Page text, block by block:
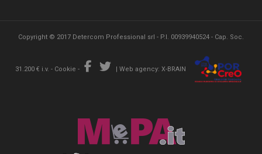
Copyright © 2017 Detercom Professional srl - P.I. 00939940524 - Cap. Soc.
31.200 € i.v. - Cookie - | Web agency: X-BRAIN